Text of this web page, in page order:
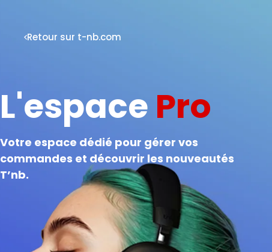
Retour sur t-nb.com
L'espace Pro
Votre espace dédié pour gérer vos
commandes et découvrir les nouveautés
T’nb.